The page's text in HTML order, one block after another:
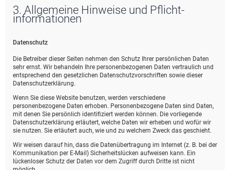
3. Allgemeine Hinweise und Pflicht­
informationen
Datenschutz
Die Betreiber dieser Seiten nehmen den Schutz Ihrer persönlichen Daten
sehr ernst. Wir behandeln Ihre personenbezogenen Daten vertraulich und
entsprechend den gesetzlichen Datenschutzvorschriften sowie dieser
Datenschutzerklärung.
Wenn Sie diese Website benutzen, werden verschiedene
personenbezogene Daten erhoben. Personenbezogene Daten sind Daten,
mit denen Sie persönlich identifiziert werden können. Die vorliegende
Datenschutzerklärung erläutert, welche Daten wir erheben und wofür wir
sie nutzen. Sie erläutert auch, wie und zu welchem Zweck das geschieht.
Wir weisen darauf hin, dass die Datenübertragung im Internet (z. B. bei der
Kommunikation per E-Mail) Sicherheitslücken aufweisen kann. Ein
lückenloser Schutz der Daten vor dem Zugriff durch Dritte ist nicht